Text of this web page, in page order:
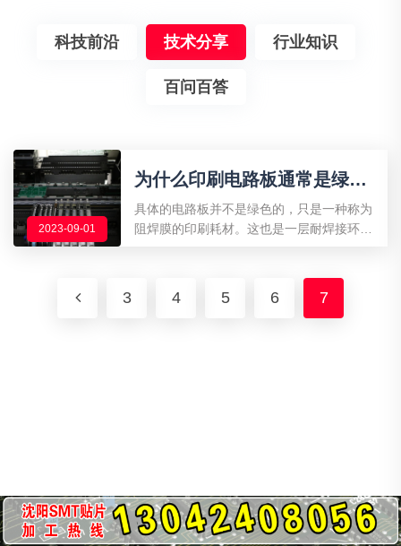
科技前沿 技术分享 行业知识
百问百答
2023-09-01
为什么印刷电路板通常是绿色
的?
具体的电路板并不是绿色的，只是一种称为
阻焊膜的印刷耗材。这也是一层耐焊接环氧
3 4 5 6 7